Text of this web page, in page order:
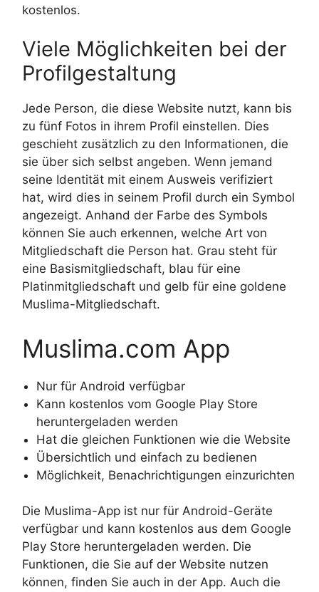
kostenlos.
Viele Möglichkeiten bei der
Profilgestaltung
Jede Person, die diese Website nutzt, kann bis
zu fünf Fotos in ihrem Profil einstellen. Dies
geschieht zusätzlich zu den Informationen, die
sie über sich selbst angeben. Wenn jemand
seine Identität mit einem Ausweis verifiziert
hat, wird dies in seinem Profil durch ein Symbol
angezeigt. Anhand der Farbe des Symbols
können Sie auch erkennen, welche Art von
Mitgliedschaft die Person hat. Grau steht für
eine Basismitgliedschaft, blau für eine
Platinmitgliedschaft und gelb für eine goldene
Muslima-Mitgliedschaft.
Muslima.com App
Nur für Android verfügbar
Kann kostenlos vom Google Play Store
heruntergeladen werden
Hat die gleichen Funktionen wie die Website
Übersichtlich und einfach zu bedienen
Möglichkeit, Benachrichtigungen einzurichten
Die Muslima-App ist nur für Android-Geräte
verfügbar und kann kostenlos aus dem Google
Play Store heruntergeladen werden. Die
Funktionen, die Sie auf der Website nutzen
können, finden Sie auch in der App. Auch die